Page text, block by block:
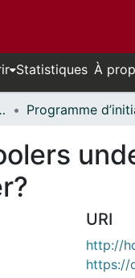
Statistiques À
V-P, Research
URI
http://
https://